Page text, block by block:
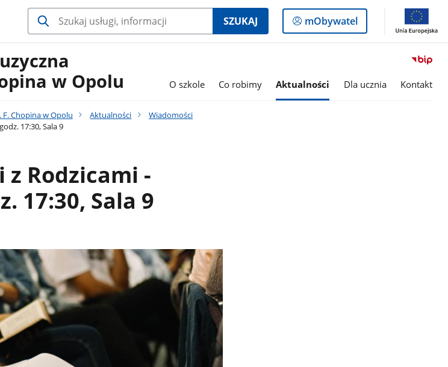
SZUKAJ
Logowanie
do
mObywatel
w Opolu
O szkole Co robimy Aktualności Dla ucznia Kontakt
F. Chopina w Opolu Aktualności
Wiadomości
17:30, Sala 9
Rodzicami -
17:30, Sala 9